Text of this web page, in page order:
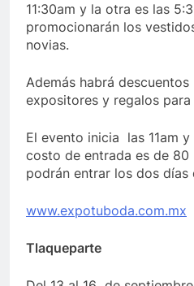
11:30am y la otra es las
promocionarán los
novias.
Además habrá
expositores y regalos
El evento inicia las 11am
costo de entrada es de
podrán entrar los dos días
www.expotuboda.com.mx
Tlaqueparte